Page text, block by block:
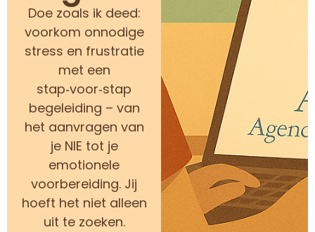
Doe zoals ik deed:
voorkom onnodige
stress en frustratie
met een
stap‑voor‑stap
begeleiding – van
het aanvragen van
je NIE tot je
emotionele
voorbereiding. Jij
hoeft het niet alleen
uit te zoeken.